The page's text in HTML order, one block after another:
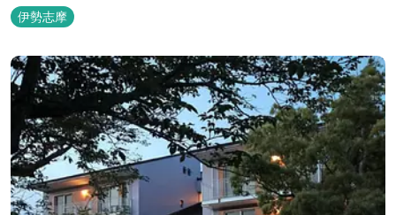
湾の潮風を感じる露天風呂や 広々としたテラス付きのお部屋。 行
き交うフェリーをのんびり眺めて、 日常をちょっと忘れるひと時を
お過ごしください。
伊勢志摩